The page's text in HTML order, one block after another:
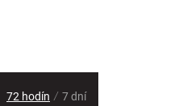
72 hodín / 7 dní